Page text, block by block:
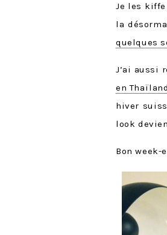
Je les kiffe
la
quelques
J’ai aussi
en
hiver
look
Bon week-